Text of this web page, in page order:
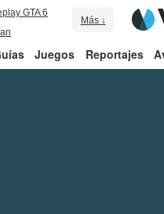
GTA 6
Más ↓
Juegos Reportajes